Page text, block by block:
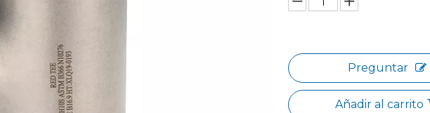
Preguntar
Añadir al carrito